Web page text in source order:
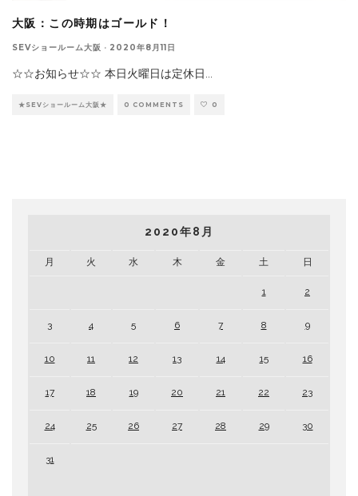
大阪：この時期はゴールド！
SEVショールーム大阪 · 2020年8月11日
☆☆お知らせ☆☆ 本日火曜日は定休日...
★SEVショールーム大阪★ 0 COMMENTS 0
2020年8月
月 火 水 木 金 土 日
1 2
3 4 5 6 7 8 9
10 11 12 13 14 15 16
17 18 19 20 21 22 23
24 25 26 27 28 29 30
31